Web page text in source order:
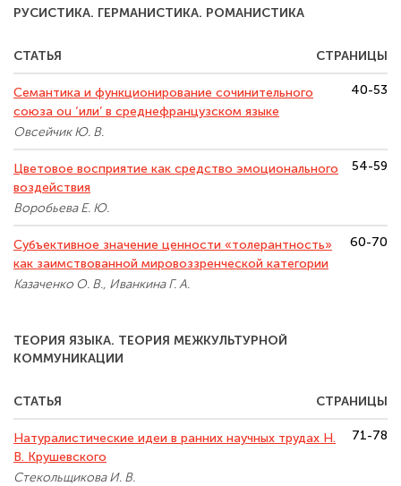
РУСИСТИКА. ГЕРМАНИСТИКА. РОМАНИСТИКА
СТАТЬЯ СТРАНИЦЫ
Семантика и функционирование сочинительного
союза ou ‘или’ в среднефранцузском языке
Овсейчик Ю. В.
40-53
Цветовое восприятие как средство эмоционального
воздействия
Воробьева Е. Ю.
54-59
Субъективное значение ценности «толерантность»
как заимствованной мировоззренческой категории
Казаченко О. В., Иванкина Г. А.
60-70
ТЕОРИЯ ЯЗЫКА. ТЕОРИЯ МЕЖКУЛЬТУРНОЙ
КОММУНИКАЦИИ
СТАТЬЯ СТРАНИЦЫ
Натуралистические идеи в ранних научных трудах Н.
В. Крушевского
Стекольщикова И. В.
71-78